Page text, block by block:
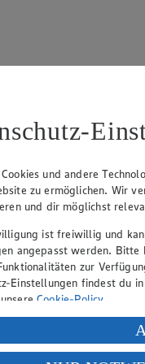
Claus Hollinger
gewährt Ihnen jedoch
und
hin, dass wir nicht
und andere
zu ermöglichen. Wir
und dir möglichst
ist freiwillig und
angepasst werden.
zur
Einstellungen findest du
Cookie-Policy.
deiner
„Aktivieren“ klickst,